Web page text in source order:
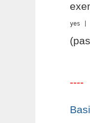
yes |
----